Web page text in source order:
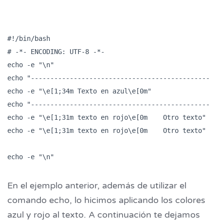
#!/bin/bash
# -*- ENCODING: UTF-8 -*-
echo -e "\n"
echo
echo -e "\e[1;34m Texto en azul\e[0m"
echo
echo -e "\e[1;31m texto en rojo\e[0m	Otro texto"
echo -e "\e[1;31m texto en rojo\e[0m	Otro texto"
En el ejemplo anterior, además de utilizar el
comando echo, lo hicimos aplicando los colores
azul y rojo al texto. A continuación te dejamos